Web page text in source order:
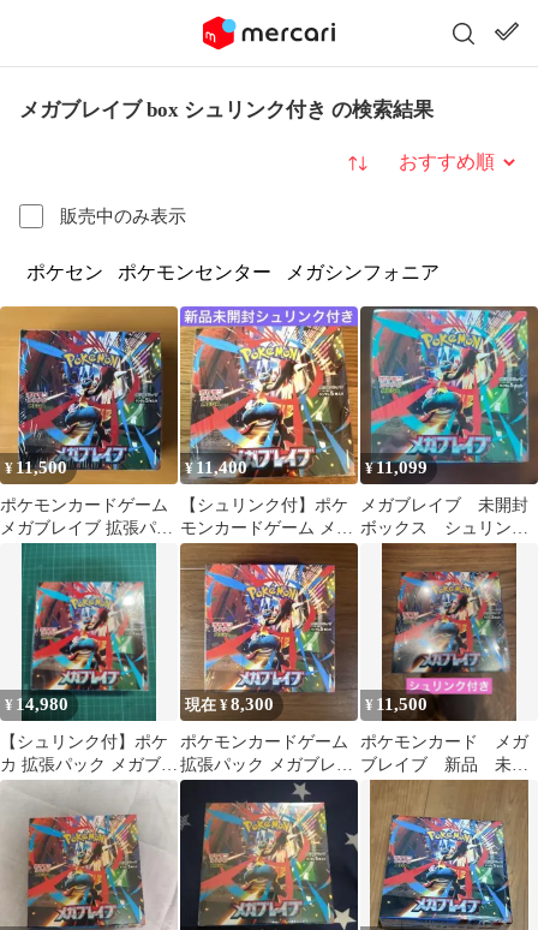
メガブレイブ box シュリンク付き の検索結果
販売中のみ表示
並び替え
ポケセン ポケモンセンター メガシンフォニア
¥ 11,500
ポケモンカードゲーム
メガブレイブ 拡張パッ
¥11,400
【シュリンク付】ポケ
モンカードゲーム メガ
ブレイブ 未開封BOX
¥11,099
メガブレイブ 未開封
ボックス シュリンク
¥ 14,980
【シュリンク付】ポケ
カ 拡張パック メガブレ
イブ BOX
現在 ¥8,300
ポケモンカードゲーム
拡張パック メガブレイ
ブ 新品未開封シュリン
ク付き
¥ 11,500
ポケモンカード メガ
ブレイブ 新品 未開
封 シュリンク付き